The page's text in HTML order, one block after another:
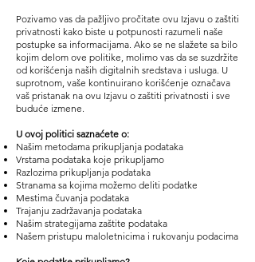
Pozivamo vas da pažljivo pročitate ovu Izjavu o zaštiti
privatnosti kako biste u potpunosti razumeli naše
postupke sa informacijama. Ako se ne slažete sa bilo
kojim delom ove politike, molimo vas da se suzdržite
od korišćenja naših digitalnih sredstava i usluga. U
suprotnom, vaše kontinuirano korišćenje označava
vaš pristanak na ovu Izjavu o zaštiti privatnosti i sve
buduće izmene.
U ovoj politici saznaćete o:
Našim metodama prikupljanja podataka
Vrstama podataka koje prikupljamo
Razlozima prikupljanja podataka
Stranama sa kojima možemo deliti podatke
Mestima čuvanja podataka
Trajanju zadržavanja podataka
Našim strategijama zaštite podataka
Našem pristupu maloletnicima i rukovanju podacima